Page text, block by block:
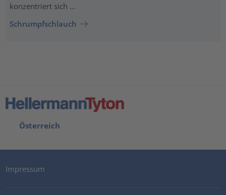
konzentriert sich ...
Schrumpfschlauch
Österreich
Impressum